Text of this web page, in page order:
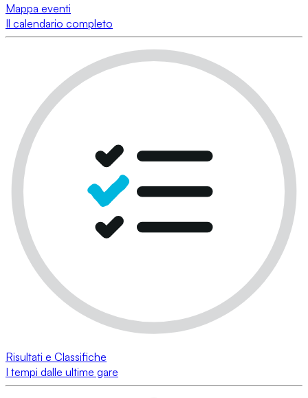
Mappa eventi
Il calendario completo
Risultati e Classifiche
I tempi dalle ultime gare